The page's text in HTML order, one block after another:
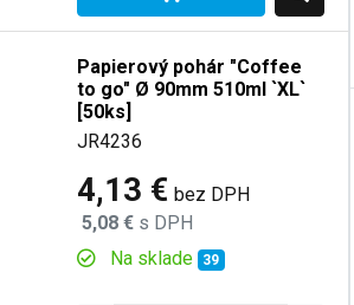
Papierový pohár "Coffee
to go" Ø 90mm 510ml `XL`
[50ks]
JR4236
4,13 € bez DPH
5,08 € s DPH
Na sklade
39